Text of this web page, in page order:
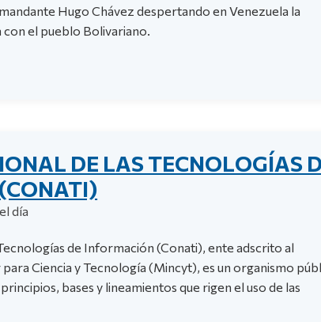
Hugo Chávez despertando en Venezuela la
el pueblo Bolivariano.
DE LAS TECNOLOGÍAS
día
de Información (Conati), ente adscrito al
Ciencia y Tecnología (Mincyt), es un organismo
bases y lineamientos que rigen el uso de las